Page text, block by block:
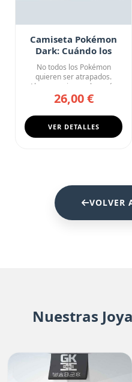
Camiseta Pokémon
Dark: Cuándo los
Atrapar a Todos Sale
Mal
No todos los Pokémon
quieren ser atrapados.
Algunos quieren algo más.
Esta ca...
26,00 €
VER DETALLES
VOLVER
Nuestras